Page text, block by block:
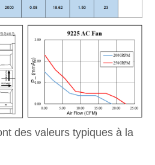
des valeurs typiques à la